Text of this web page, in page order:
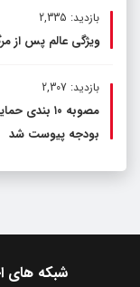
بازدید: 2,335
ویژگی عالم پس از
بازدید: 2,307
مصوبه ۱۰
بودجه پیوست شد
شبکه های